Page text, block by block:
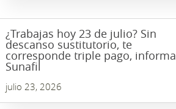
¿Trabajas hoy 23 de julio? Sin
descanso sustitutorio, te
corresponde triple pago, informa
Sunafil
julio 23, 2026